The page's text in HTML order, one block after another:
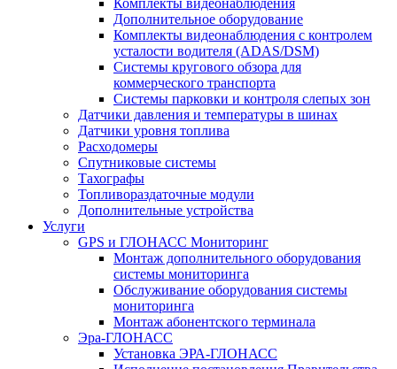
Комплекты видеонаблюдения
Дополнительное оборудование
Комплекты видеонаблюдения с контролем
усталости водителя (ADAS/DSM)
Системы кругового обзора для
коммерческого транспорта
Системы парковки и контроля слепых зон
Датчики давления и температуры в шинах
Датчики уровня топлива
Расходомеры
Спутниковые системы
Тахографы
Топливораздаточные модули
Дополнительные устройства
Услуги
GPS и ГЛОНАСС Мониторинг
Монтаж дополнительного оборудования
системы мониторинга
Обслуживание оборудования системы
мониторинга
Монтаж абонентского терминала
Эра-ГЛОНАСС
Установка ЭРА-ГЛОНАСС